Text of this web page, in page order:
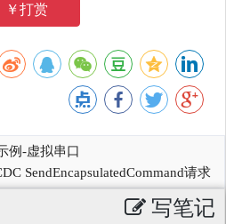
￥打赏
例-虚拟串口
SendEncapsulatedCommand请求
写笔记